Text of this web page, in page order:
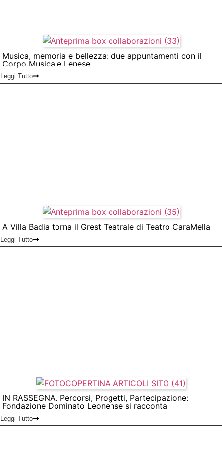
Musica, memoria e bellezza: due appuntamenti con il
Corpo Musicale Lenese
Leggi Tutto
A Villa Badia torna il Grest Teatrale di Teatro CaraMella
Leggi Tutto
IN RASSEGNA. Percorsi, Progetti, Partecipazione:
Fondazione Dominato Leonense si racconta
Leggi Tutto